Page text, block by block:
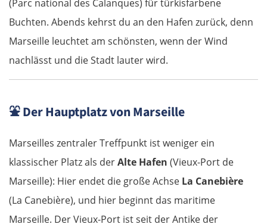
(Parc national des Calanques) für türkisfarbene
Buchten. Abends kehrst du an den Hafen zurück, denn
Marseille leuchtet am schönsten, wenn der Wind
nachlässt und die Stadt lauter wird.
⛲Der Hauptplatz von Marseille
Marseilles zentraler Treffpunkt ist weniger ein
klassischer Platz als derAlte Hafen (Vieux-Port de
Marseille): Hier endet die große Achse La Canebière
(La Canebière), und hier beginnt das maritime
Marseille. Der Vieux-Port ist seit der Antike der